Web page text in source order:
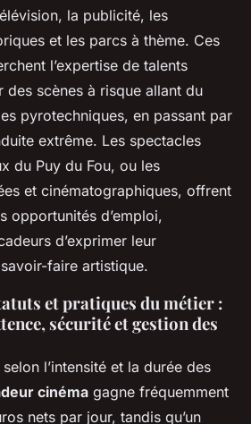
la publicité, les
et les parcs à thème. Ces
l’expertise de talents
des scènes à risque allant du
pyrotechniques, en passant par
extrême. Les spectacles
du Puy du Fou, ou les
et cinématographiques, offrent
opportunités d’emploi,
d’exprimer leur
faire artistique.
et pratiques du métier :
sécurité et gestion des
l’intensité et la durée des
cinéma gagne fréquemment
nets par jour, tandis qu’un